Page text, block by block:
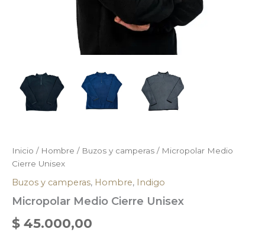
Inicio / Hombre / Buzos y camperas / Micropolar Medio
Cierre Unisex
Buzos y camperas, Hombre, Indigo
Micropolar Medio Cierre Unisex
$ 45.000,00